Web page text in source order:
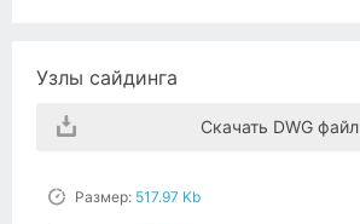
Узлы сайдинга
Скачать DWG файл
Размер: 517.97 Kb